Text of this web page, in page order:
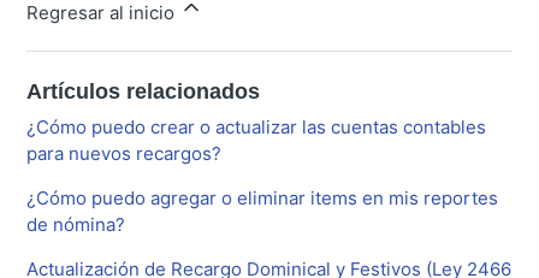
Regresar al inicio
Artículos relacionados
¿Cómo puedo crear o actualizar las cuentas contables
para nuevos recargos?
¿Cómo puedo agregar o eliminar items en mis reportes
de nómina?
Actualización de Recargo Dominical y Festivos (Ley 2466